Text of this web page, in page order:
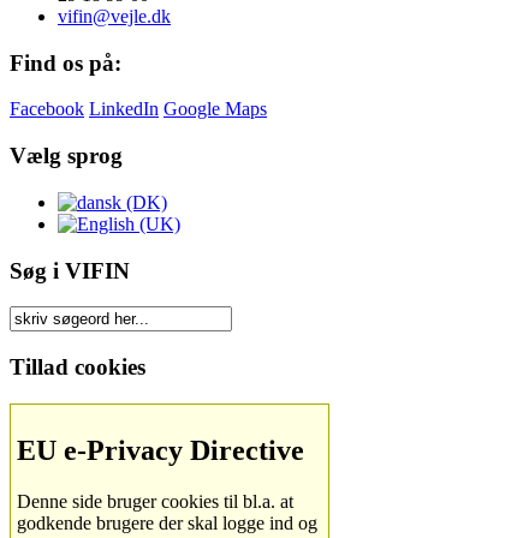
vifin@vejle.dk
Find os på:
Facebook LinkedIn Google Maps
Vælg sprog
Søg i VIFIN
Tillad cookies
EU e-Privacy Directive
Denne side bruger cookies til bl.a. at
godkende brugere der skal logge ind og